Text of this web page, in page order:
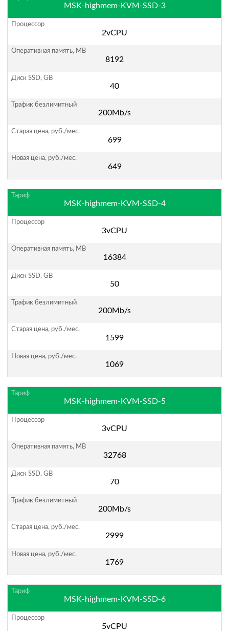
MSK-highmem-KVM-SSD-3
2vCPU
8192
40
200Mb/s
699
649
MSK-highmem-KVM-SSD-4
3vCPU
16384
50
200Mb/s
1599
1069
MSK-highmem-KVM-SSD-5
3vCPU
32768
70
200Mb/s
2999
1769
MSK-highmem-KVM-SSD-6
5vCPU